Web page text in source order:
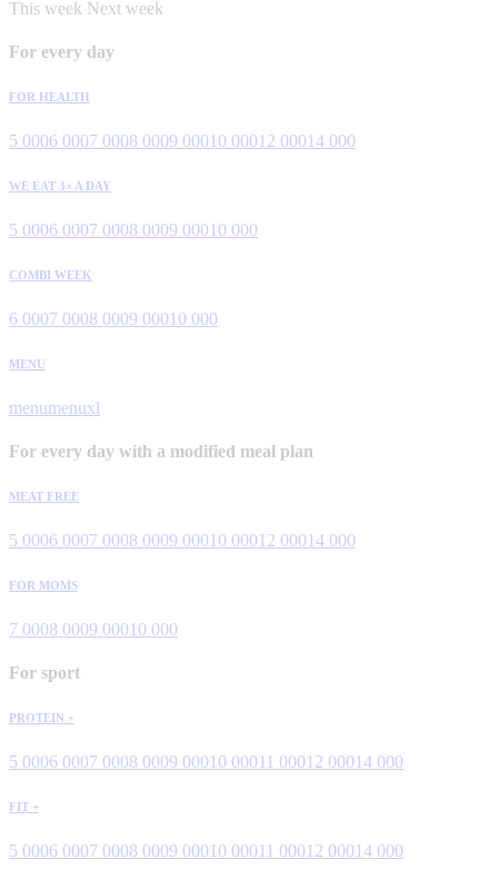
This week Next week
For every day
FOR HEALTH
5 0006 0007 0008 0009 00010 00012 00014 000
WE EAT 3× A DAY
5 0006 0007 0008 0009 00010 000
COMBI WEEK
6 0007 0008 0009 00010 000
MENU
menumenuxl
For every day with a modified meal plan
MEAT FREE
5 0006 0007 0008 0009 00010 00012 00014 000
FOR MOMS
7 0008 0009 00010 000
For sport
PROTEIN +
5 0006 0007 0008 0009 00010 00011 00012 00014 000
FIT +
5 0006 0007 0008 0009 00010 00011 00012 00014 000